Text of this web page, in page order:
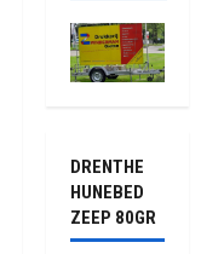
DRENTHE
HUNEBED
ZEEP 80GR